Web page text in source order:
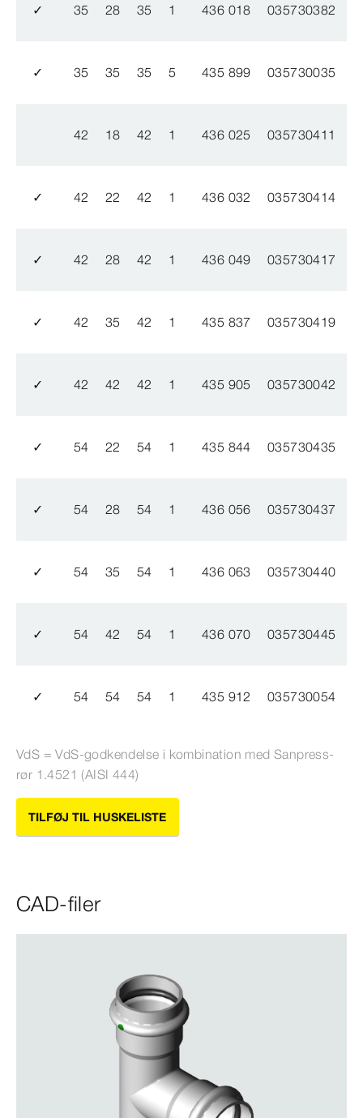
✓ 35 28 35 1 436 018 035730382
✓ 35 35 35 5 435 899 035730035
42 18 42 1 436 025 035730411
✓ 42 22 42 1 436 032 035730414
✓ 42 28 42 1 436 049 035730417
✓ 42 35 42 1 435 837 035730419
✓ 42 42 42 1 435 905 035730042
✓ 54 22 54 1 435 844 035730435
✓ 54 28 54 1 436 056 035730437
✓ 54 35 54 1 436 063 035730440
✓ 54 42 54 1 436 070 035730445
✓ 54 54 54 1 435 912 035730054
VdS = VdS-​godkendelse i kombination med Sanpress-​
rør 1.4521 (AISI 444)
TILFØJ TIL HUSKELISTE
CAD-filer